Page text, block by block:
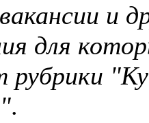
и
для
рубрики
.